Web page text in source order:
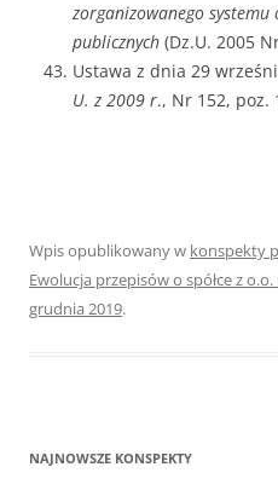
zorganizowanego
publicznych (Dz.U. 2005
Ustawa z dnia 29
U. z 2009 r., Nr 152, poz.
Wpis opublikowany w konspekty
Ewolucja przepisów o spółce z
grudnia 2019.
NAJNOWSZE KONSPEKTY